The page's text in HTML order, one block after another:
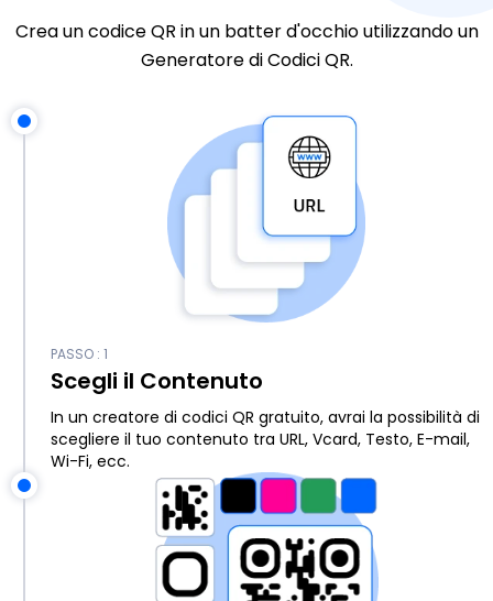
Crea un codice QR in un batter d'occhio utilizzando un
Generatore di Codici QR.
PASSO : 1
Scegli il Contenuto
In un creatore di codici QR gratuito, avrai la possibilità di
scegliere il tuo contenuto tra URL, Vcard, Testo, E-mail,
Wi-Fi, ecc.